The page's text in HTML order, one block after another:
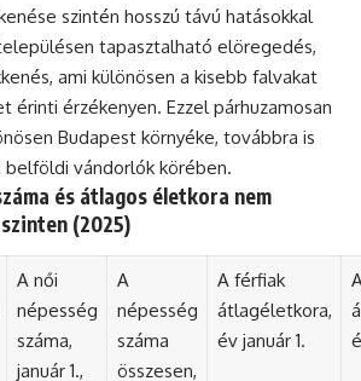
szintén hosszú távú hatásokkal
tapasztalható elöregedés,
ami különösen a kisebb falvakat
érinti érzékenyen. Ezzel párhuzamosan
Budapest környéke, továbbra is
vándorlók körében.
és átlagos életkora nem
(2025)
A női
népesség
száma,
január 1.,
A
népesség
száma
összesen,
A férfiak
átlagéletkora,
év január 1.